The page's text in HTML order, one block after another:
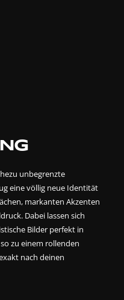
unbegrenzte
eine völlig neue Identität
markanten Akzenten
Dabei lassen sich
Bilder perfekt in
zu einem rollenden
nach deinen